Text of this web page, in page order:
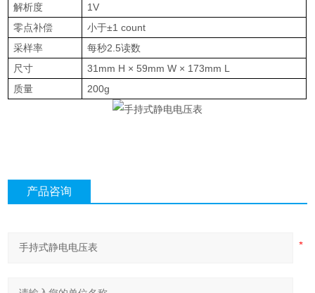
解析度
1V
零点补偿
小于±1 count
采样率
每秒2.5读数
尺寸
31mm H × 59mm W × 173mm L
质量
200g
产品咨询